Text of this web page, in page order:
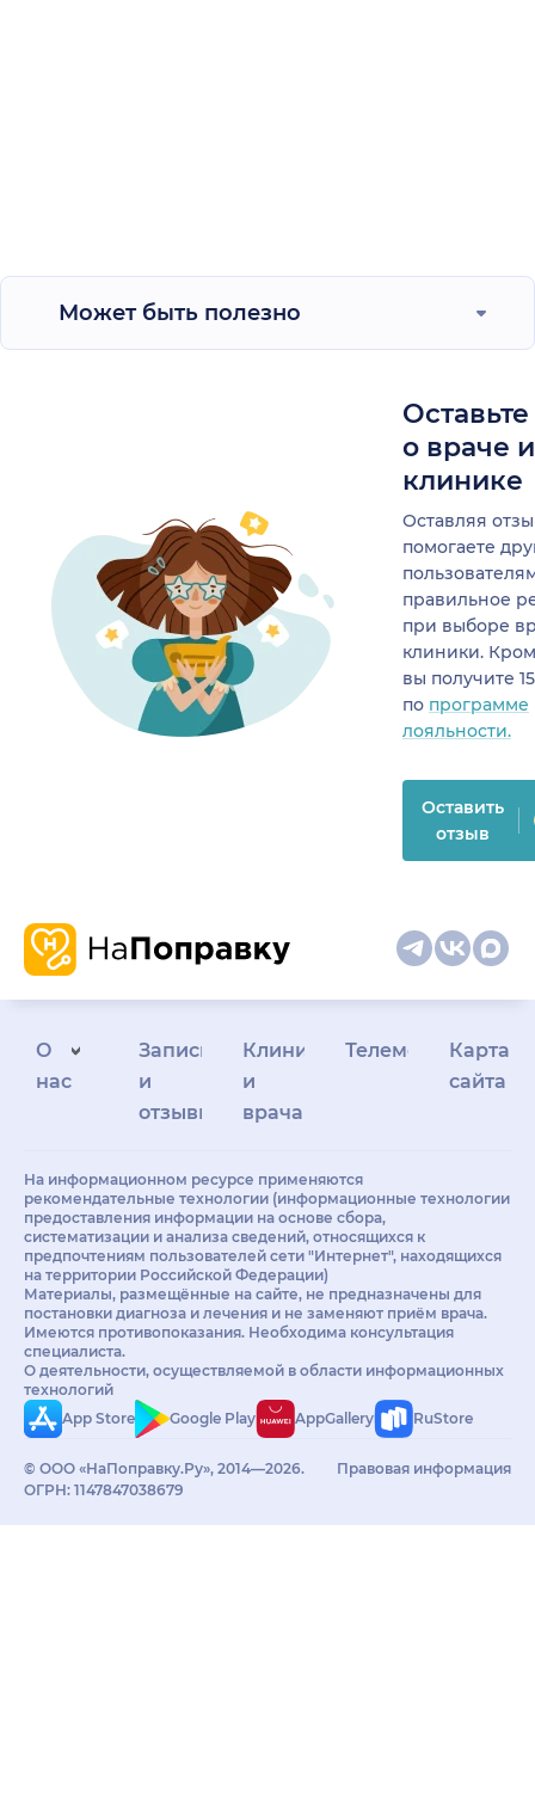
Может быть полезно
о враче
клинике
Оставляя
помогаете
правильное
при выборе
клиники.
вы получите
по программе
лояльности.
Оставить
отзыв
О
нас
Запись
и
отзывы
Клиникам
и
врачам
Телемедицина
Карта
сайта
На информационном ресурсе применяются
рекомендательные технологии (информационные технологии
предоставления информации на основе сбора,
систематизации и анализа сведений, относящихся к
предпочтениям пользователей сети "Интернет", находящихся
на территории Российской Федерации)
Материалы, размещённые на сайте, не предназначены для
постановки диагноза и лечения и не заменяют приём врача.
Имеются противопоказания. Необходима консультация
специалиста.
О деятельности, осуществляемой в области информационных
технологий
App Store
Google Play AppGallery RuStore
© ООО «НаПоправку.Ру», 2014—2026.
ОГРН: 1147847038679
Правовая информация